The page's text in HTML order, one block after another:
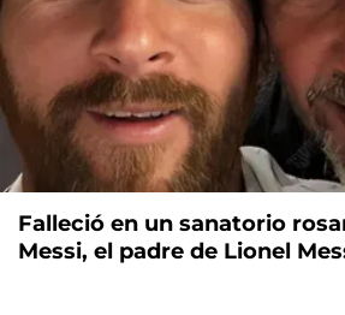
Falleció en un sanatorio
Messi, el padre de Lionel